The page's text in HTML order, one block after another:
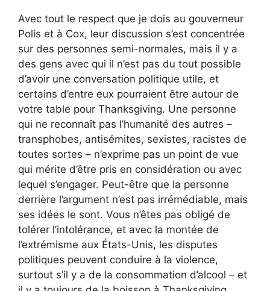
Avec tout le respect que je dois au gouverneur
Polis et à Cox, leur discussion s’est concentrée
sur des personnes semi-normales, mais il y a
des gens avec qui il n’est pas du tout possible
d’avoir une conversation politique utile, et
certains d’entre eux pourraient être autour de
votre table pour Thanksgiving. Une personne
qui ne reconnaît pas l’humanité des autres –
transphobes, antisémites, sexistes, racistes de
toutes sortes – n’exprime pas un point de vue
qui mérite d’être pris en considération ou avec
lequel s’engager. Peut-être que la personne
derrière l’argument n’est pas irrémédiable, mais
ses idées le sont. Vous n’êtes pas obligé de
tolérer l’intolérance, et avec la montée de
l’extrémisme aux États-Unis, les disputes
politiques peuvent conduire à la violence,
surtout s’il y a de la consommation d’alcool – et